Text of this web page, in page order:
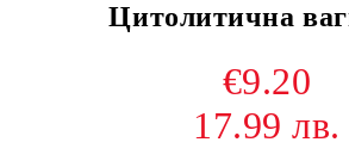
Цитолитична
€9.20
17.99 лв.